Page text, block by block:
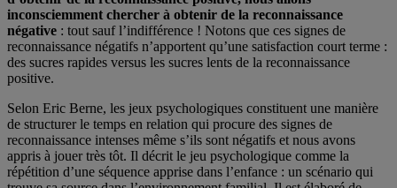
inconsciemment chercher à obtenir de la reconnaissance
négative : tout sauf l’indifférence ! Notons que ces signes de
reconnaissance négatifs n’apportent qu’une satisfaction court terme :
des sucres rapides versus les sucres lents de la reconnaissance
positive.
Selon Eric Berne, les jeux psychologiques constituent une manière
de structurer le temps en relation qui procure des signes de
reconnaissance intenses même s’ils sont négatifs et nous avons
appris à jouer très tôt. Il décrit le jeu psychologique comme la
répétition d’une séquence apprise dans l’enfance : un scénario qui